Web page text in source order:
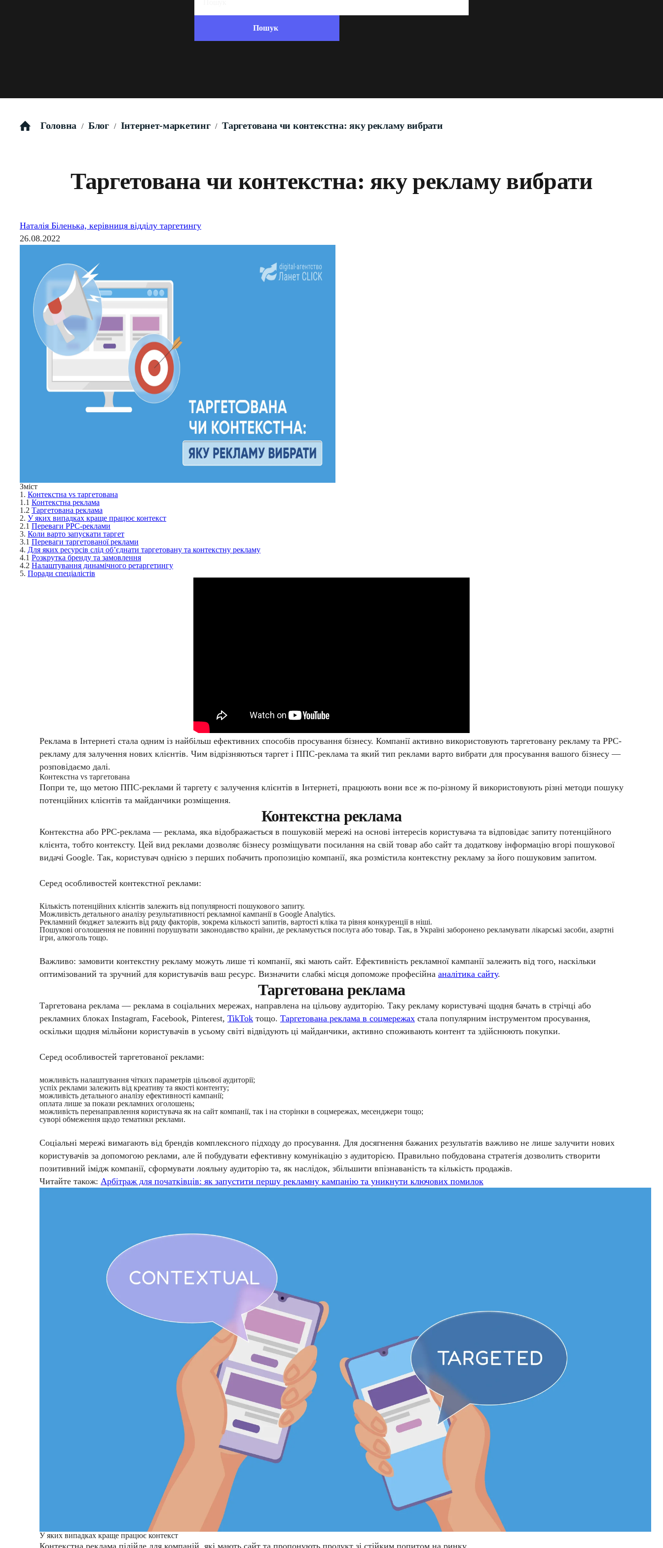
Головна / Блог / Інтернет-маркетинг / Таргетована чи контекстна: яку рекламу вибрати
Таргетована чи контекстна: яку рекламу вибрати
Наталія Біленька, керівниця відділу таргетингу
26.08.2022
Зміст
1. Контекстна vs таргетована
1.1 Контекстна реклама
1.2 Таргетована реклама
2. У яких випадках краще працює контекст
2.1 Переваги PPC-реклами
3. Коли варто запускати таргет
3.1 Переваги таргетованої реклами
4. Для яких ресурсів слід об’єднати таргетовану та контекстну рекламу
4.1 Розкрутка бренду та замовлення
4.2 Налаштування динамічного ретаргетингу
5. Поради спеціалістів
Реклама в Інтернеті стала одним із найбільш ефективних способів просування бізнесу. Компанії активно використовують таргетовану рекламу та PPC-
рекламу для залучення нових клієнтів. Чим відрізняються таргет і ППС-реклама та який тип реклами варто вибрати для просування вашого бізнесу —
розповідаємо далі.
Контекстна vs таргетована
Попри те, що метою ППС-реклами й таргету є залучення клієнтів в Інтернеті, працюють вони все ж по-різному й використовують різні методи пошуку
потенційних клієнтів та майданчики розміщення.
Контекстна реклама
Контекстна або PPC-реклама — реклама, яка відображається в пошуковій мережі на основі інтересів користувача та відповідає запиту потенційного
клієнта, тобто контексту. Цей вид реклами дозволяє бізнесу розміщувати посилання на свій товар або сайт та додаткову інформацію вгорі пошукової
видачі Google. Так, користувач однією з перших побачить пропозицію компанії, яка розмістила контекстну рекламу за його пошуковим запитом.
Серед особливостей контекстної реклами:
Кількість потенційних клієнтів залежить від популярності пошукового запиту.
Можливість детального аналізу результативності рекламної кампанії в Google Analytics.
Рекламний бюджет залежить від ряду факторів, зокрема кількості запитів, вартості кліка та рівня конкуренції в ніші.
Пошукові оголошення не повинні порушувати законодавство країни, де рекламується послуга або товар. Так, в Україні заборонено рекламувати лікарські засоби, азартні
ігри, алкоголь тощо.
Важливо: замовити контекстну рекламу можуть лише ті компанії, які мають сайт. Ефективність рекламної кампанії залежить від того, наскільки
оптимізований та зручний для користувачів ваш ресурс. Визначити слабкі місця допоможе професійна аналітика сайту.
Таргетована реклама
Таргетована реклама — реклама в соціальних мережах, направлена на цільову аудиторію. Таку рекламу користувачі щодня бачать в стрічці або
рекламних блоках Instagram, Facebook, Pinterest, TikTok тощо. Таргетована реклама в соцмережах стала популярним інструментом просування,
оскільки щодня мільйони користувачів в усьому світі відвідують ці майданчики, активно споживають контент та здійснюють покупки.
Серед особливостей таргетованої реклами:
можливість налаштування чітких параметрів цільової аудиторії;
успіх реклами залежить від креативу та якості контенту;
можливість детального аналізу ефективності кампанії;
оплата лише за покази рекламних оголошень;
можливість перенаправлення користувача як на сайт компанії, так і на сторінки в соцмережах, месенджери тощо;
суворі обмеження щодо тематики реклами.
Соціальні мережі вимагають від брендів комплексного підходу до просування. Для досягнення бажаних результатів важливо не лише залучити нових
користувачів за допомогою реклами, але й побудувати ефективну комунікацію з аудиторією. Правильно побудована стратегія дозволить створити
позитивний імідж компанії, сформувати лояльну аудиторію та, як наслідок, збільшити впізнаваність та кількість продажів.
Читайте також: Арбітраж для початківців: як запустити першу рекламну кампанію та уникнути ключових помилок
У яких випадках краще працює контекст